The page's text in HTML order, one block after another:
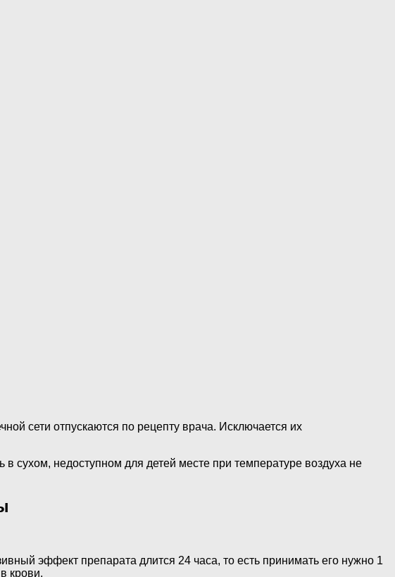
сети отпускаются по рецепту врача. Исключается их
в сухом, недоступном для детей месте при температуре воздуха не
эффект препарата длится 24 часа, то есть принимать его нужно 1
крови.